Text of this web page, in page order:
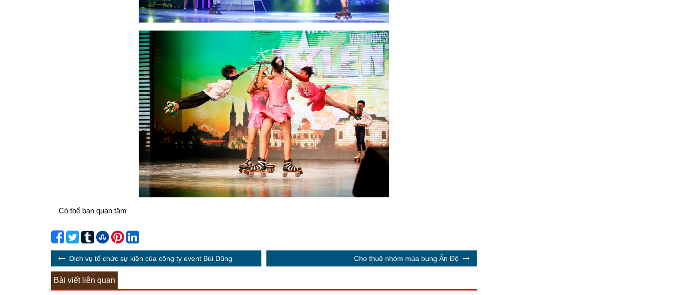
Có thể bạn quan tâm
Dịch vụ tổ chức sự kiện của công ty event Bùi Dũng Cho thuê nhóm múa bụng Ấn Độ
Bài viết liên quan